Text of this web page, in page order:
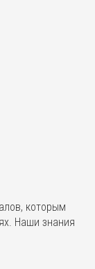
которым
Наши знания